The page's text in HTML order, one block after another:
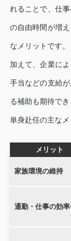
れることで、仕
の自由時間が増
なメリットです。
加えて、企業に
手当などの支給
る補助も期待でき
単身赴任の主な
メリット
家族環境の維持
通勤・仕事の効